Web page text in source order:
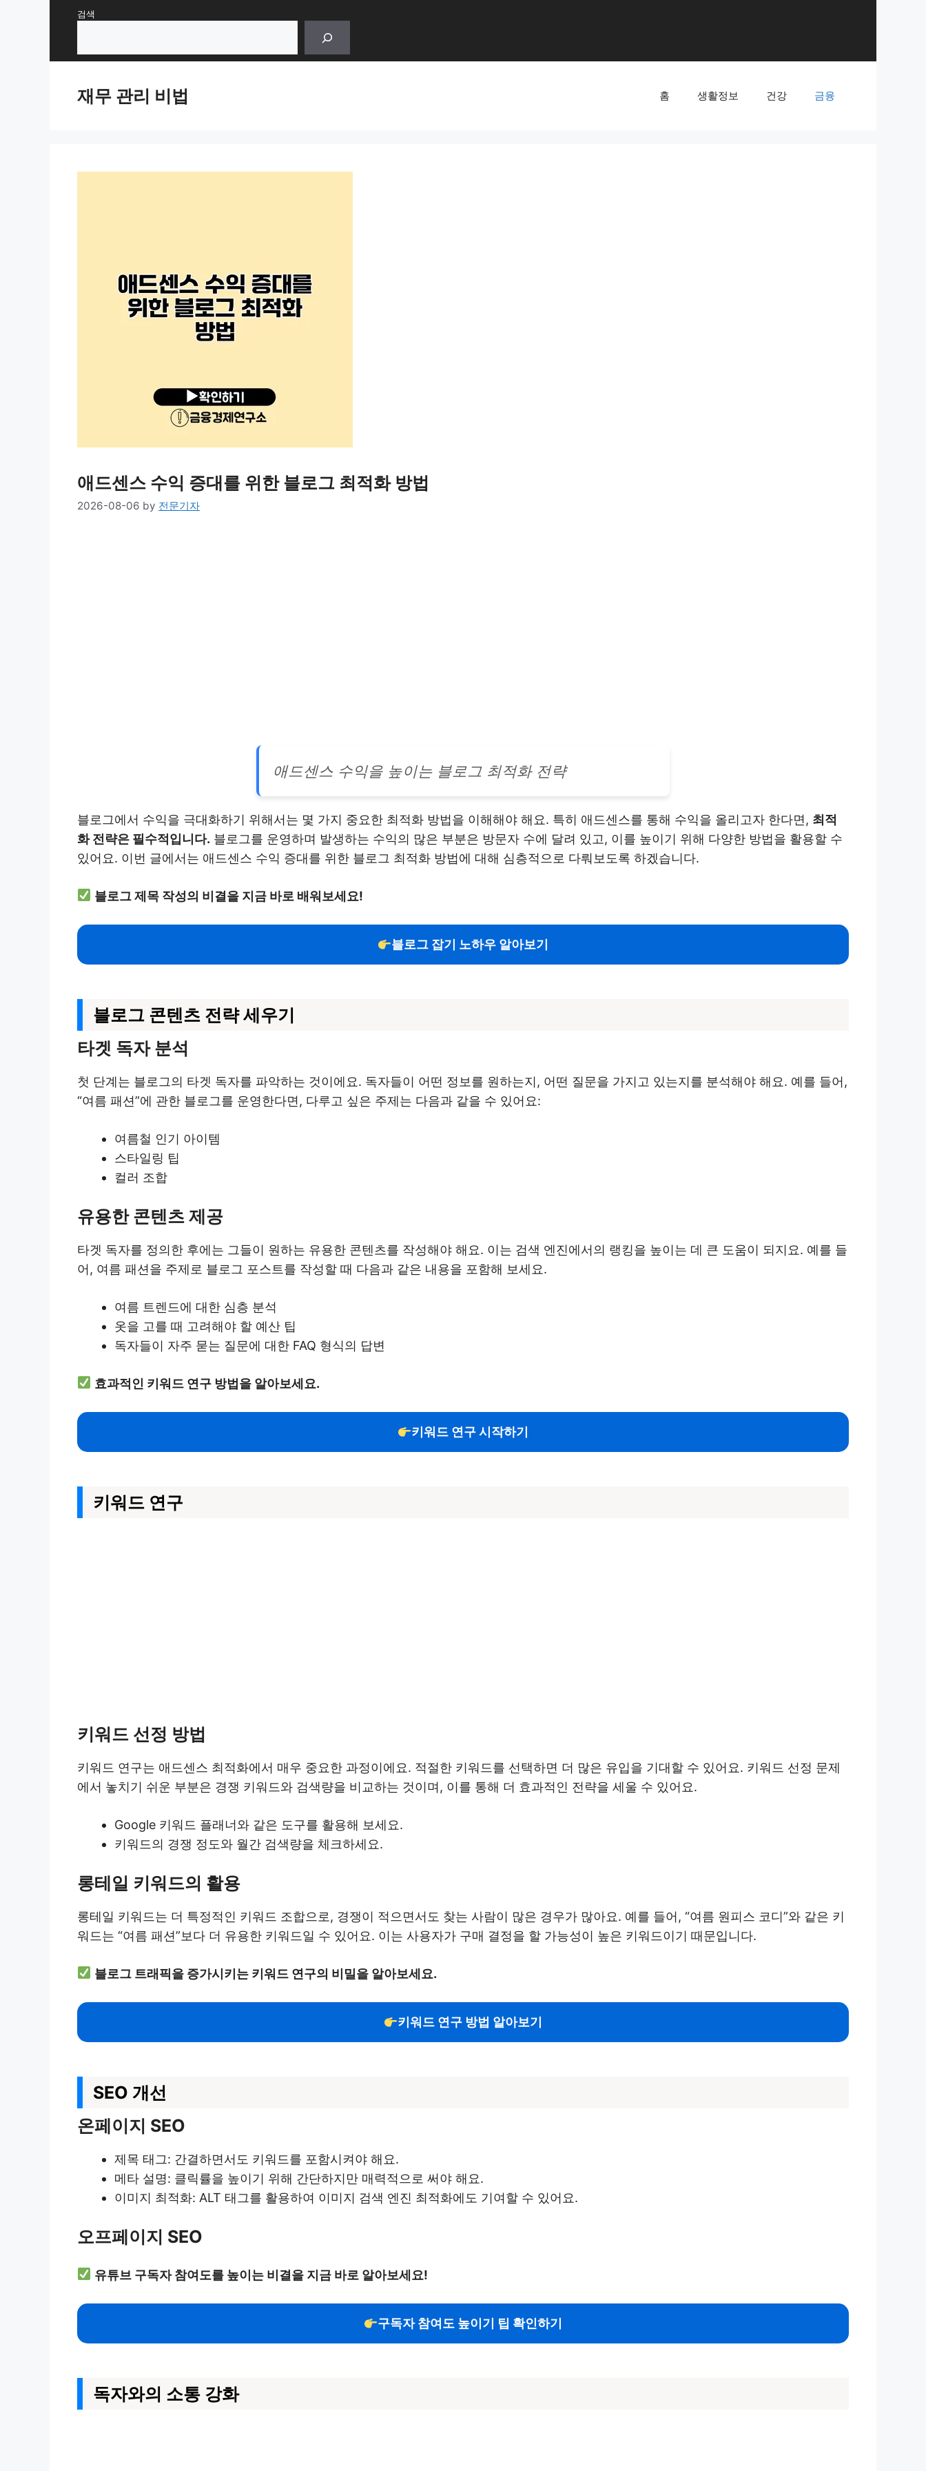
검색
재무 관리 비법 홈 생활정보 건강 금융
애드센스 수익 증대를 위한 블로그 최적화 방법
2026-08-06 by 전문기자
애드센스 수익을 높이는 블로그 최적화 전략
블로그에서 수익을 극대화하기 위해서는 몇 가지 중요한 최적화 방법을 이해해야 해요. 특히 애드센스를 통해 수익을 올리고자 한다면, 최적
화 전략은 필수적입니다. 블로그를 운영하며 발생하는 수익의 많은 부분은 방문자 수에 달려 있고, 이를 높이기 위해 다양한 방법을 활용할 수
있어요. 이번 글에서는 애드센스 수익 증대를 위한 블로그 최적화 방법에 대해 심층적으로 다뤄보도록 하겠습니다.
블로그 제목 작성의 비결을 지금 바로 배워보세요!
블로그 잡기 노하우 알아보기
블로그 콘텐츠 전략 세우기
타겟 독자 분석
첫 단계는 블로그의 타겟 독자를 파악하는 것이에요. 독자들이 어떤 정보를 원하는지, 어떤 질문을 가지고 있는지를 분석해야 해요. 예를 들어,
“여름 패션”에 관한 블로그를 운영한다면, 다루고 싶은 주제는 다음과 같을 수 있어요:
여름철 인기 아이템
스타일링 팁
컬러 조합
유용한 콘텐츠 제공
타겟 독자를 정의한 후에는 그들이 원하는 유용한 콘텐츠를 작성해야 해요. 이는 검색 엔진에서의 랭킹을 높이는 데 큰 도움이 되지요. 예를 들
어, 여름 패션을 주제로 블로그 포스트를 작성할 때 다음과 같은 내용을 포함해 보세요.
여름 트렌드에 대한 심층 분석
옷을 고를 때 고려해야 할 예산 팁
독자들이 자주 묻는 질문에 대한 FAQ 형식의 답변
효과적인 키워드 연구 방법을 알아보세요.
키워드 연구 시작하기
키워드 연구
키워드 선정 방법
키워드 연구는 애드센스 최적화에서 매우 중요한 과정이에요. 적절한 키워드를 선택하면 더 많은 유입을 기대할 수 있어요. 키워드 선정 문제
에서 놓치기 쉬운 부분은 경쟁 키워드와 검색량을 비교하는 것이며, 이를 통해 더 효과적인 전략을 세울 수 있어요.
Google 키워드 플래너와 같은 도구를 활용해 보세요.
키워드의 경쟁 정도와 월간 검색량을 체크하세요.
롱테일 키워드의 활용
롱테일 키워드는 더 특정적인 키워드 조합으로, 경쟁이 적으면서도 찾는 사람이 많은 경우가 많아요. 예를 들어, “여름 원피스 코디”와 같은 키
워드는 “여름 패션”보다 더 유용한 키워드일 수 있어요. 이는 사용자가 구매 결정을 할 가능성이 높은 키워드이기 때문입니다.
블로그 트래픽을 증가시키는 키워드 연구의 비밀을 알아보세요.
키워드 연구 방법 알아보기
SEO 개선
온페이지 SEO
제목 태그: 간결하면서도 키워드를 포함시켜야 해요.
메타 설명: 클릭률을 높이기 위해 간단하지만 매력적으로 써야 해요.
이미지 최적화: ALT 태그를 활용하여 이미지 검색 엔진 최적화에도 기여할 수 있어요.
오프페이지 SEO
유튜브 구독자 참여도를 높이는 비결을 지금 바로 알아보세요!
구독자 참여도 높이기 팁 확인하기
독자와의 소통 강화